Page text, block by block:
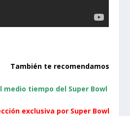
También te recomendamos
medio tiempo del Super Bowl
exclusiva por Super Bowl